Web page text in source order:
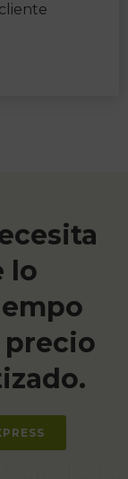
lo
precio